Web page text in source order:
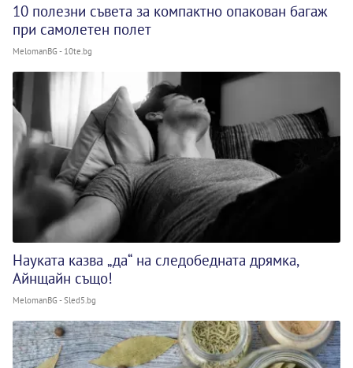
10 полезни съвета за компактно опакован багаж
при самолетен полет
MelomanBG - 10te.bg
Науката казва „да“ на следобедната дрямка,
Айнщайн също!
MelomanBG - Sled5.bg